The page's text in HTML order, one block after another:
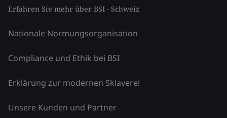
Erfahren Sie mehr über BSI - Schweiz
Nationale Normungsorganisation
Compliance und Ethik bei BSI
Erklärung zur modernen Sklaverei
Unsere Kunden und Partner